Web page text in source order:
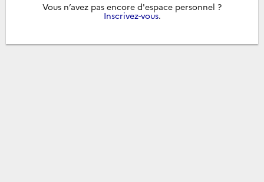
Vous n’avez pas encore d'espace personnel ?
Inscrivez-vous.